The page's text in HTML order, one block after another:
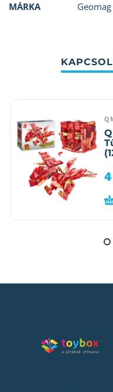
MÁRKA Geomag